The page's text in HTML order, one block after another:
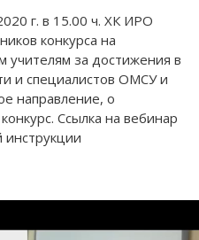
г. в 15.00 ч. ХК ИРО
конкурса на
за достижения в
и специалистов ОМСУ и
направление, о
Ссылка на вебинар
инструкции